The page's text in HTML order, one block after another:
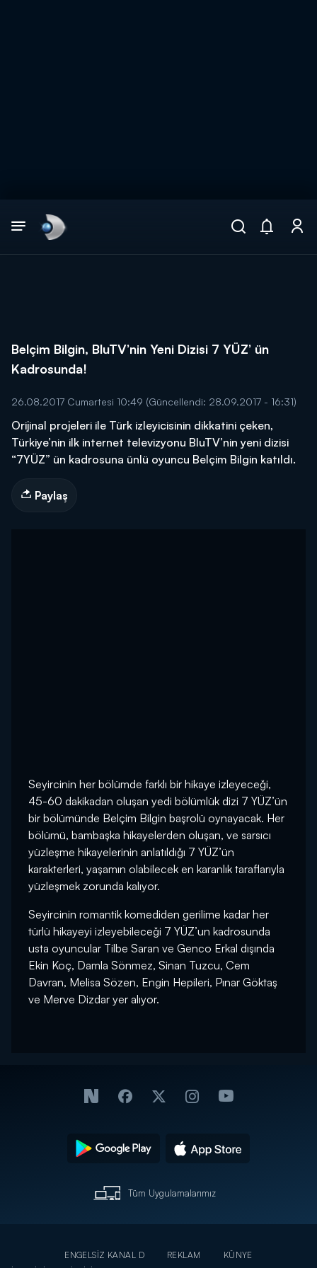
Belçim Bilgin, BluTV’nin Yeni Dizisi 7 YÜZ’ ün
Kadrosunda!
26.08.2017 Cumartesi 10:49 (Güncellendi: 28.09.2017 - 16:31)
Orijinal projeleri ile Türk izleyicisinin dikkatini çeken,
Türkiye’nin ilk internet televizyonu BluTV’nin yeni dizisi
“7YÜZ” ün kadrosuna ünlü oyuncu Belçim Bilgin katıldı.
Paylaş
Seyircinin her bölümde farklı bir hikaye izleyeceği,
45-60 dakikadan oluşan yedi bölümlük dizi 7 YÜZ’ün
bir bölümünde Belçim Bilgin başrolü oynayacak. Her
bölümü, bambaşka hikayelerden oluşan, ve sarsıcı
yüzleşme hikayelerinin anlatıldığı 7 YÜZ’ün
karakterleri, yaşamın olabilecek en karanlık taraflarıyla
yüzleşmek zorunda kalıyor.
Seyircinin romantik komediden gerilime kadar her
türlü hikayeyi izleyebileceği 7 YÜZ’un kadrosunda
usta oyuncular Tilbe Saran ve Genco Erkal dışında
Ekin Koç, Damla Sönmez, Sinan Tuzcu, Cem
Davran, Melisa Sözen, Engin Hepileri, Pınar Göktaş
ve Merve Dizdar yer alıyor.
Tüm Uygulamalarımız
ENGELSİZ KANAL D REKLAM
KÜNYE